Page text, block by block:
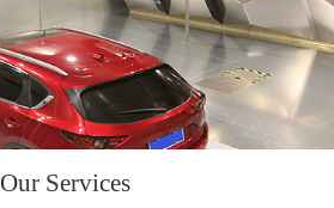
Our Services